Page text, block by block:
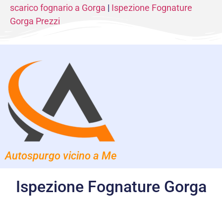
scarico fognario a Gorga | Ispezione Fognature
Gorga Prezzi
Autospurgo vicino a Me
Ispezione Fognature Gorga